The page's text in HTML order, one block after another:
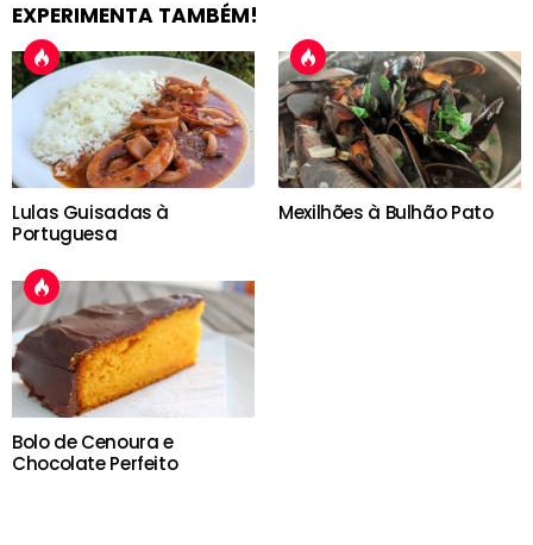
EXPERIMENTA TAMBÉM!
Lulas Guisadas à
Portuguesa
Mexilhões à Bulhão Pato
Bolo de Cenoura e
Chocolate Perfeito